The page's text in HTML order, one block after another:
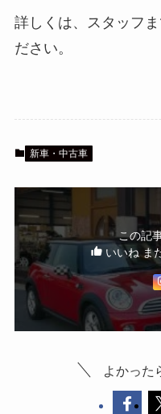
詳しくは、スタッフ
ださい。
新車・中古車
この記
いいね ま
よかった